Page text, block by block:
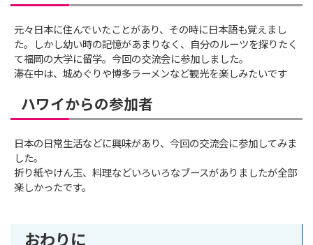
元々日本に住んでいたことがあり、その時に日本語も覚えまし
た。しかし幼い時の記憶があまりなく、自分のルーツを探りたく
て福岡の大学に留学。今回の交流会に参加しました。
滞在中は、城めぐりや博多ラーメンなど観光を楽しみたいです
ハワイからの参加者
日本の日常生活などに興味があり、今回の交流会に参加してみま
した。
折り紙やけん玉、料理などいろいろなブースがありましたが全部
楽しかったです。
おわりに